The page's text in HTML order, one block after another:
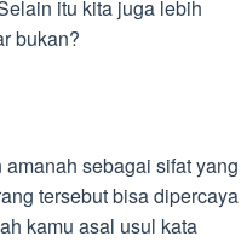
itu kita juga lebih
bukan?
sebagai sifat yang
tersebut bisa dipercaya
kamu asal usul kata